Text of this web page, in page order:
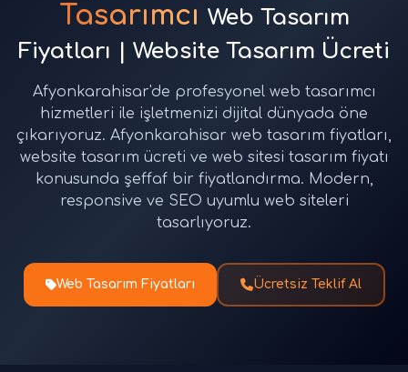
Tasarımcı Web Tasarım
Fiyatları | Website Tasarım Ücreti
Afyonkarahisar'de profesyonel web tasarımcı
hizmetleri ile işletmenizi dijital dünyada öne
çıkarıyoruz. Afyonkarahisar web tasarım fiyatları,
website tasarım ücreti ve web sitesi tasarım fiyatı
konusunda şeffaf bir fiyatlandırma. Modern,
responsive ve SEO uyumlu web siteleri
tasarlıyoruz.
Web Tasarım Fiyatları Ücretsiz Teklif Al